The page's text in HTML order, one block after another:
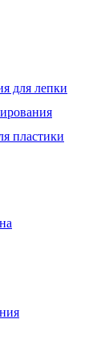
для лепки
пластики